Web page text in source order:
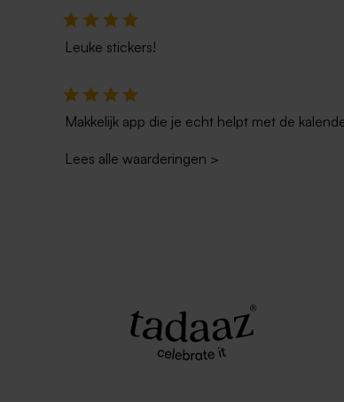
Leuke stickers!
Makkelijk app die je echt helpt met de
Lees alle waarderingen >